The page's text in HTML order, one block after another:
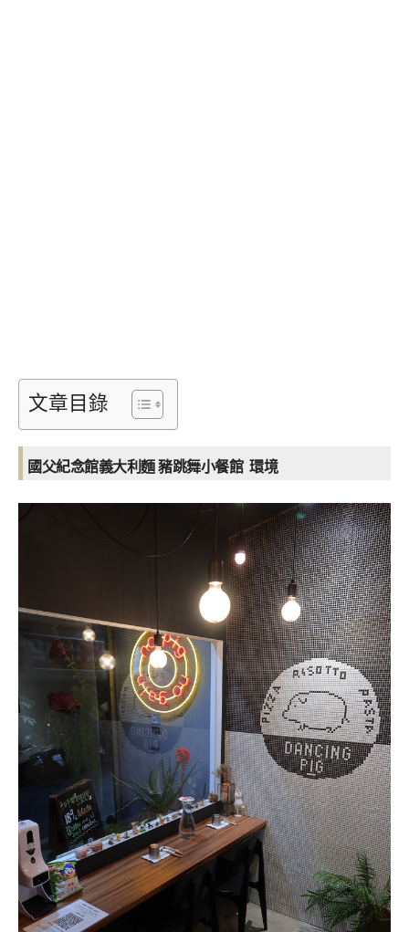
文章目錄
國父紀念館義大利麵 豬跳舞小餐館 環境